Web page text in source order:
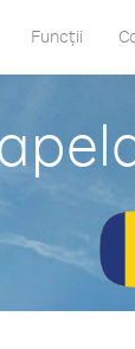
Funcții